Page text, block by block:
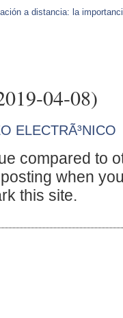
a distancia: la
04-08)
ELECTRÃ³NICO
compared to
when
this site.